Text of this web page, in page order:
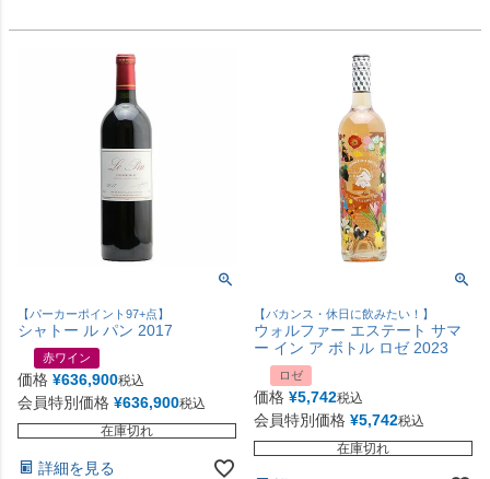
【パーカーポイント97+点】
シャトー ル パン 2017
赤ワイン
価格 ¥636,900税込
会員特別価格 ¥636,900税込
在庫切れ
詳細を見る
【バカンス・休日に飲みたい！】
ウォルファー エステート サマ
ー イン ア ボトル ロゼ 2023
ロゼ
価格 ¥5,742税込
会員特別価格 ¥5,742税込
在庫切れ